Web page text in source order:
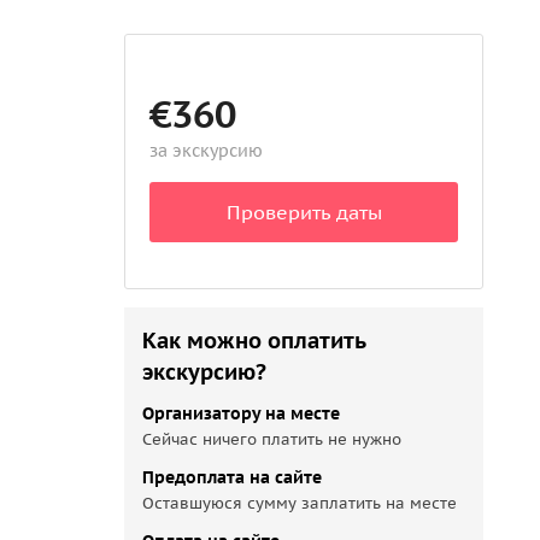
€360
за экскурсию
Проверить даты
Как можно оплатить
экскурсию?
Организатору на месте
Сейчас ничего платить не нужно
Предоплата на сайте
Оставшуюся сумму заплатить на месте